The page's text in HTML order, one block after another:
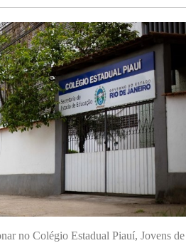
no Colégio Estadual Piauí, Jovens de